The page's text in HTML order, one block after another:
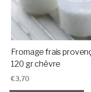
Fromage frais
120 gr chèvre
€3,70